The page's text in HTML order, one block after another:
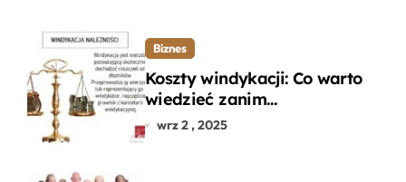
Biznes
Koszty windykacji: Co warto
wiedzieć zanim
zdecydujesz się na
wrz 2 , 2025